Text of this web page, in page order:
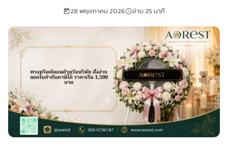
28 พฤษภาคม 2026 อ่าน 25 นาที